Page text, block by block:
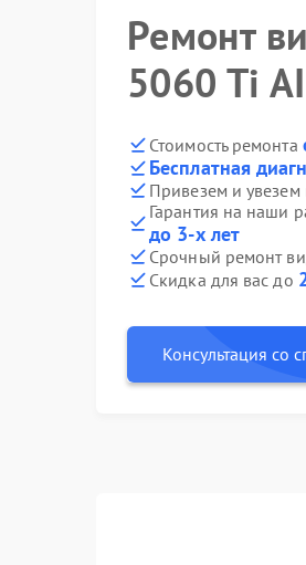
Ремонт
5060 Ti
Стоимость ремонта
Бесплатная
Привезем и увезем
Гарантия на наши
до 3-х лет
Срочный ремонт
Скидка для вас до
Консультация со